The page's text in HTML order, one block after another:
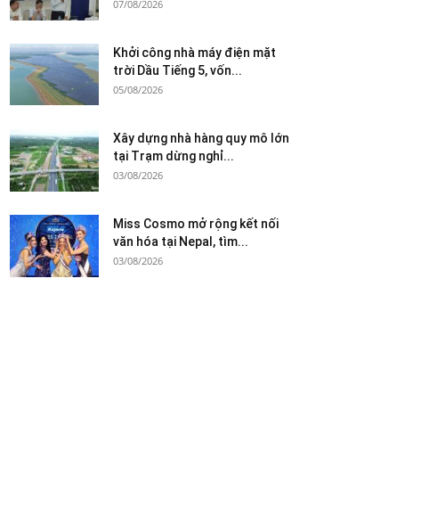
07/08/2026
Khởi công nhà máy điện mặt
trời Dầu Tiếng 5, vốn...
05/08/2026
Xây dựng nhà hàng quy mô lớn
tại Trạm dừng nghỉ...
03/08/2026
Miss Cosmo mở rộng kết nối
văn hóa tại Nepal, tìm...
03/08/2026